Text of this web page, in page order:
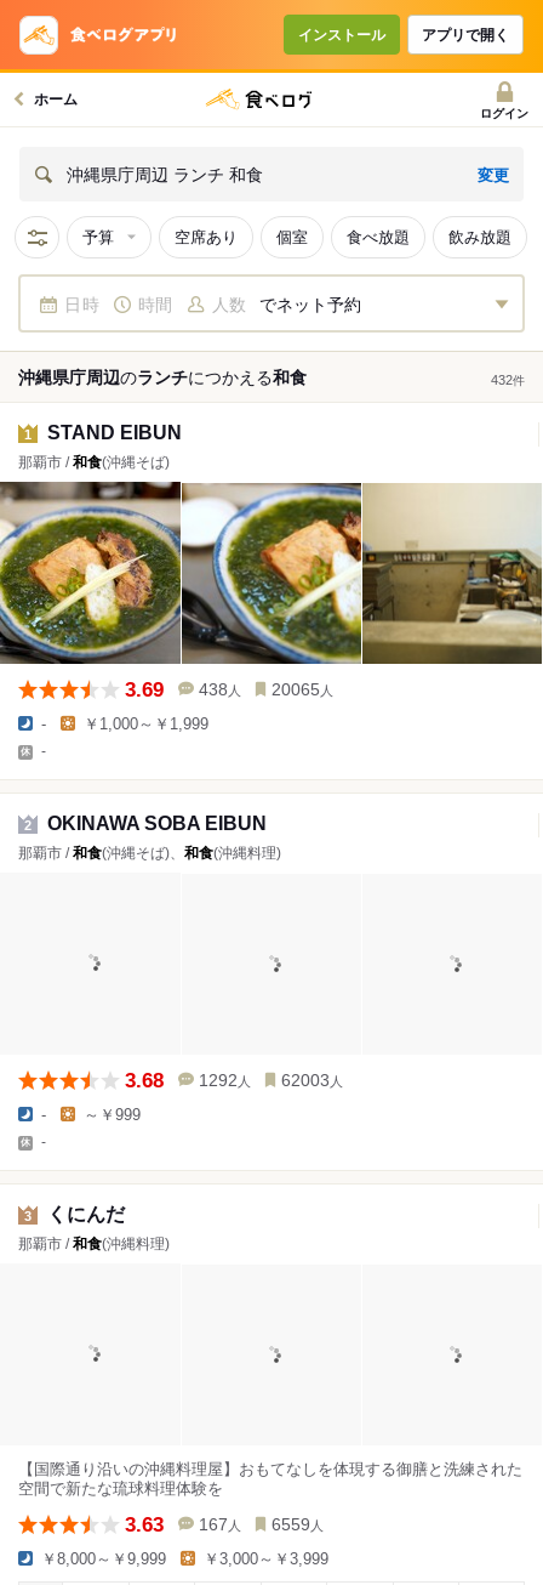
インストール アプリで開く
ホーム
ログイン
沖縄県庁周辺 ランチ 和食 変更
予算 空席あり 個室 食べ放題 飲み放題
日時 時間 人数 でネット予約
沖縄県庁周辺のランチにつかえる和食 432件
1 STAND EIBUN
那覇市 /和食(沖縄そば)
3.69 438 人 20065 人
- ￥1,000～￥1,999
-
2 OKINAWA SOBA EIBUN
那覇市 /和食(沖縄そば)、 和食(沖縄料理)
3.68 1292 人 62003 人
- ～￥999
-
3 くにんだ
那覇市 /和食(沖縄料理)
【国際通り沿いの沖縄料理屋】おもてなしを体現する御膳と洗練された
空間で新たな琉球料理体験を
3.63 167 人 6559 人
￥8,000～￥9,999 ￥3,000～￥3,999